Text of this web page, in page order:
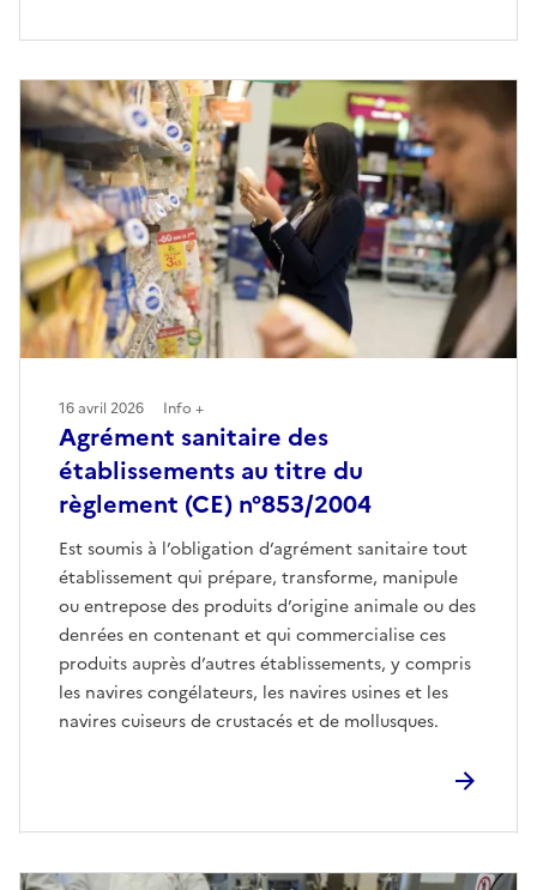
Agrément sanitaire des
établissements au titre du
règlement (CE) n°853/2004
Est soumis à l’obligation d’agrément sanitaire tout
établissement qui prépare, transforme, manipule
ou entrepose des produits d’origine animale ou des
denrées en contenant et qui commercialise ces
produits auprès d’autres établissements, y compris
les navires congélateurs, les navires usines et les
navires cuiseurs de crustacés et de mollusques.
16 avril 2026 Info +